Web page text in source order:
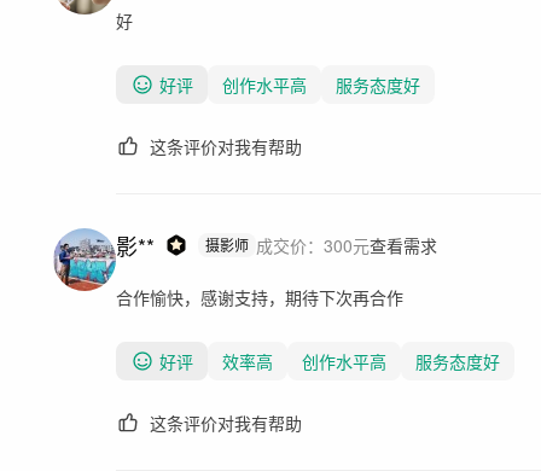
好
好评 创作水平高 服务态度好
这条评价对我有帮助
影** 摄影师 成交价： 300元查看需求
合作愉快，感谢支持，期待下次再合作
好评 效率高 创作水平高 服务态度好
这条评价对我有帮助